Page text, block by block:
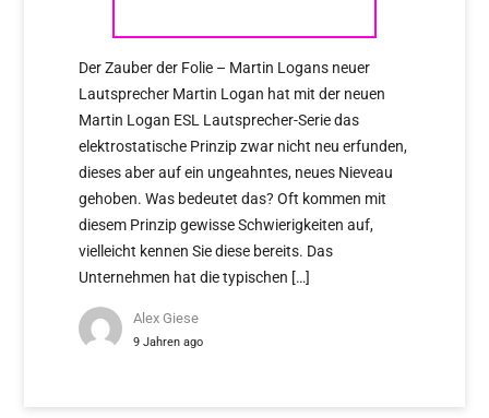
Der Zauber der Folie – Martin Logans neuer
Lautsprecher Martin Logan hat mit der neuen
Martin Logan ESL Lautsprecher-Serie das
elektrostatische Prinzip zwar nicht neu erfunden,
dieses aber auf ein ungeahntes, neues Nieveau
gehoben. Was bedeutet das? Oft kommen mit
diesem Prinzip gewisse Schwierigkeiten auf,
vielleicht kennen Sie diese bereits. Das
Unternehmen hat die typischen […]
Alex Giese
9 Jahren ago